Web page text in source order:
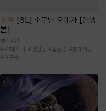
소설 [BL] 소문난 오메가 [단행
본]
1.4만
#오해/착각 #냉혈공 #절륜공 #츤데레공
#호구수